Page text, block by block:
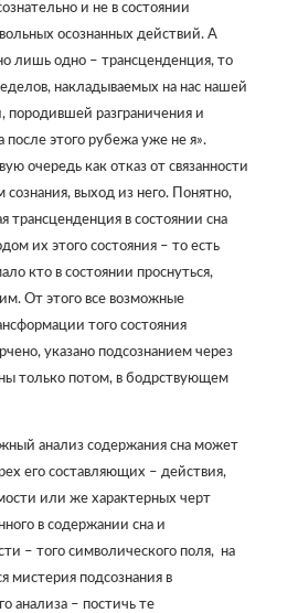
и не в состоянии
осознанных действий. А
лишь одно – трансценденция, то
накладываемых на нас нашей
породившей разграничения и
после этого рубежа уже не я».
очередь как отказ от связанности
выход из него. Понятно,
трансценденция в состоянии сна
их этого состояния – то есть
кто в состоянии проснуться,
От этого все возможные
того состояния
указано подсознанием через
только потом, в бодрствующем
анализ содержания сна может
его составляющих – действия,
или же характерных черт
в содержании сна и
– того символического поля, на
мистерия подсознания в
анализа – постичь те